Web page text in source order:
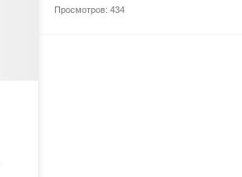
Просмотров: 434